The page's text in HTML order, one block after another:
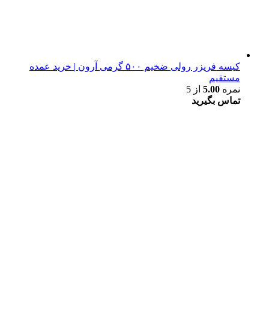
کیسه فریزر رولی ضخیم ۵۰۰ گرمی آرون | خرید عمده
مستقیم
نمره 5.00 از 5
تماس بگیرید